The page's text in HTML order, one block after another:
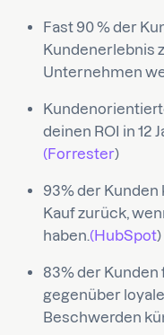
Fast 90 % der
Kundenerlebnis
Unternehmen
deinen ROI in 12
(Forrester)
93% der
Kauf zurück,
haben.(HubSpot)
83% der
gegenüber
Beschwerden